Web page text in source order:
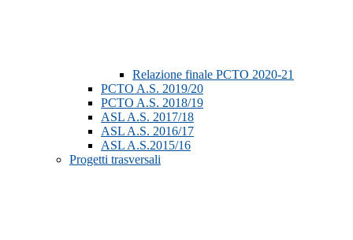
Relazione finale PCTO 2020-21
PCTO A.S. 2019/20
PCTO A.S. 2018/19
ASL A.S. 2017/18
ASL A.S. 2016/17
ASL A.S.2015/16
Progetti trasversali